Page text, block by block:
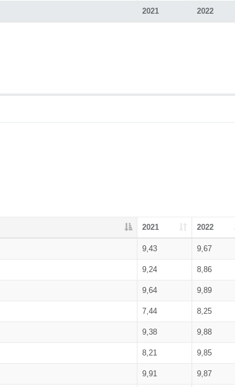
2021 2022
2021 2022
9,43 9,67
9,24 8,86
9,64 9,89
7,44 8,25
9,38 9,88
8,21 9,85
9,91 9,87